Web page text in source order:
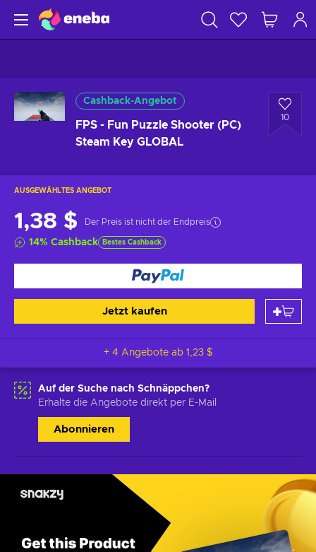
Cashback-Angebot
FPS - Fun Puzzle Shooter (PC)
Steam Key GLOBAL
10
AUSGEWÄHLTES ANGEBOT
1,38 $ Der Preis ist nicht der Endpreis
14% Cashback Bestes Cashback
Jetzt kaufen
+ 4 Angebote ab 1,23 $
Auf der Suche nach Schnäppchen?
Erhalte die Angebote direkt per E-Mail
Abonnieren